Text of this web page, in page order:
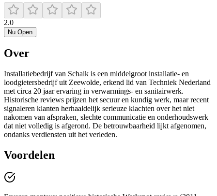
2.0
Nu Open
Over
Installatiebedrijf van Schaik is een middelgroot installatie‑ en
loodgietersbedrijf uit Zeewolde, erkend lid van Techniek Nederland
met circa 20 jaar ervaring in verwarmings- en sanitairwerk.
Historische reviews prijzen het secuur en kundig werk, maar recent
signaleren klanten herhaaldelijk serieuze klachten over het niet
nakomen van afspraken, slechte communicatie en onderhoudswerk
dat niet volledig is afgerond. De betrouwbaarheid lijkt afgenomen,
ondanks verdiensten uit het verleden.
Voordelen